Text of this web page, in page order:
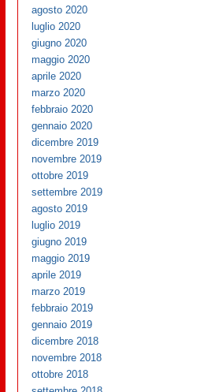
agosto 2020
luglio 2020
giugno 2020
maggio 2020
aprile 2020
marzo 2020
febbraio 2020
gennaio 2020
dicembre 2019
novembre 2019
ottobre 2019
settembre 2019
agosto 2019
luglio 2019
giugno 2019
maggio 2019
aprile 2019
marzo 2019
febbraio 2019
gennaio 2019
dicembre 2018
novembre 2018
ottobre 2018